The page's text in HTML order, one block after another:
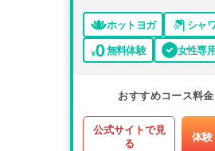
ホットヨガ
シャ
無料体験
女性専
おすすめコース料金
公式サイトで見
る
体験